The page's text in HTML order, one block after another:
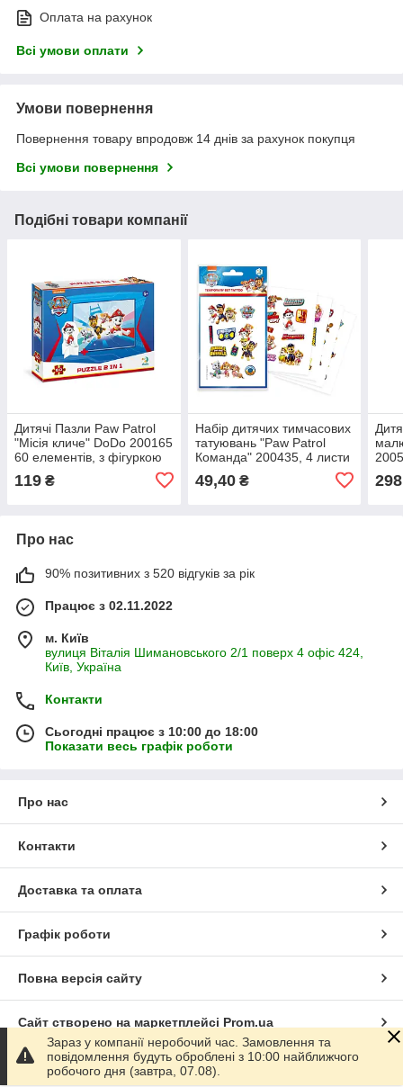
Оплата на рахунок
Всі умови оплати
Умови повернення
Повернення товару впродовж 14 днів за рахунок покупця
Всі умови повернення
Подібні товари компанії
Дитячі Пазли Paw Patrol
"Місія кличе" DoDo 200165
60 елементів, з фігуркою
119 ₴
Набір дитячих тимчасових
татуювань "Paw Patrol
Команда" 200435, 4 листи
49,40₴
Про нас
90% позитивних з 520 відгуків за рік
Працює з 02.11.2022
м. Київ
вулиця Віталія Шимановського 2/1 поверх 4 офіс 424,
Київ, Україна
Контакти
Сьогодні працює з 10:00 до 18:00
Показати весь графік роботи
Про нас
Контакти
Доставка та оплата
Графік роботи
Повна версія сайту
Сайт створено на маркетплейсі Prom.ua
Політика конфіденційності
Зараз у компанії неробочий час. Замовлення та
повідомлення будуть оброблені з 10:00 найближчого
робочого дня (завтра, 07.08).